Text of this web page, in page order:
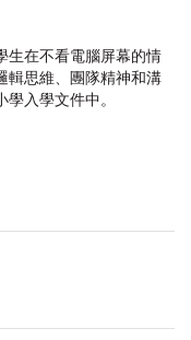
生在不看電腦屏幕的情
輯思維、團隊精神和溝
入學文件中。